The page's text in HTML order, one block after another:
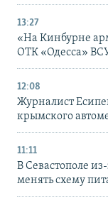
13:27
«На Кинбурне
ОТК «Одесса»
12:08
Журналист
крымского
11:11
В Севастополе
менять схему